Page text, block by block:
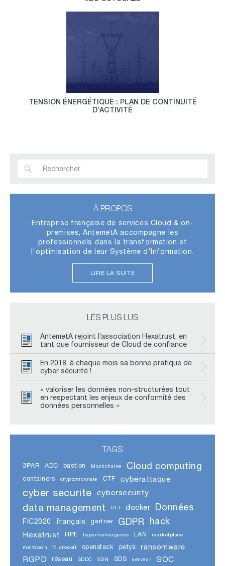
TENSION ÉNERGÉTIQUE : PLAN DE CONTINUITÉ
D’ACTIVITÉ
À PROPOS
Entreprise française de services Cloud & on-
premises, AntemetA accompagne les
professionnels dans la transformation et
l'optimisation de leur Système d'Information.
LIRE LA SUITE
LES PLUS LUS
AntemetA rejoint l’association Hexatrust, en
tant que fournisseur de Cloud de confiance
En 2018, à chaque mois sa bonne pratique de
cyber sécurité !
« valoriser les données non-structurées tout
en respectant les enjeux de conformité des
données personnelles »
TAGS
3PAR ADC bastion blockchaine Cloud computing
containers cryptomonnaie CTF cyberattaque
cyber securite cybersecurity
data management DLT docker Données
FIC2020 français gartner GDPR hack
Hexatrust HPE hyperconvergence LAN marketplace
meltdown Microsoft openstack petya ransomware
RGPD réseau SDDC SDN SDS serveur SOC